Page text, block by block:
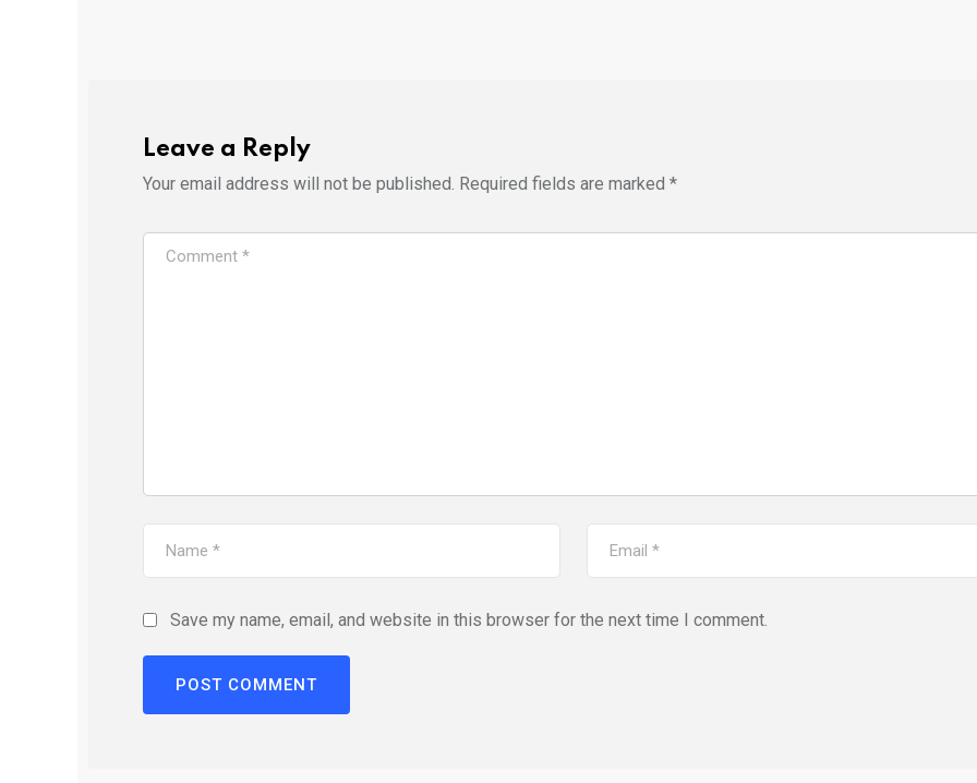
Leave a Reply
Your email address will not be published. Required fields are marked *
Save my name, email, and website in this browser for the next time I comment.
0COMMENTS